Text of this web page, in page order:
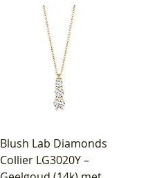
Blush Lab Diamonds
Collier LG3020Y –